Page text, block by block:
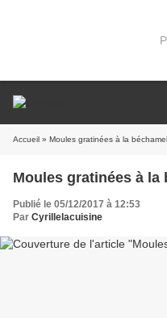
Accueil » Moules gratinées à la béchamel
Moules gratinées à la
Publié le 05/12/2017 à 12:53
Par Cyrillelacuisine